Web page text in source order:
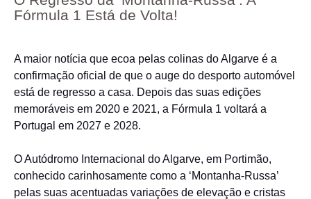
Fórmula 1 Está de Volta!
A maior notícia que ecoa pelas colinas do Algarve é a
confirmação oficial de que o auge do desporto automóvel
está de regresso a casa. Depois das suas edições
memoráveis em 2020 e 2021, a Fórmula 1 voltará a
Portugal em 2027 e 2028.
O Autódromo Internacional do Algarve, em Portimão,
conhecido carinhosamente como a ‘Montanha-Russa’
pelas suas acentuadas variações de elevação e cristas